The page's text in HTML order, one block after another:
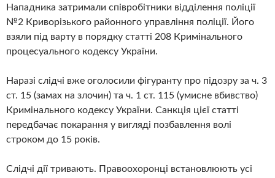
Нападника затримали співробітники відділення поліції
№2 Криворізького районного управління поліції. Його
взяли під варту в порядку статті 208 Кримінального
процесуального кодексу України.
Наразі слідчі вже оголосили фігуранту про підозру за ч. 3
ст. 15 (замах на злочин) та ч. 1 ст. 115 (умисне вбивство)
Кримінального кодексу України. Санкція цієї статті
передбачає покарання у вигляді позбавлення волі
строком до 15 років.
Слідчі дії тривають. Правоохоронці встановлюють усі